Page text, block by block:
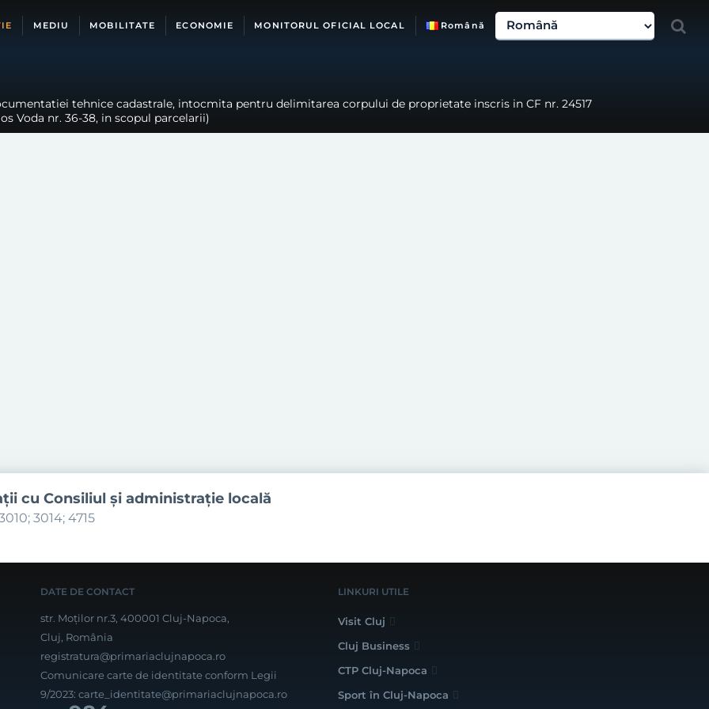
MEDIU MOBILITATE ECONOMIE MONITORUL OFICIAL LOCAL Română
tehnice cadastrale, intocmita pentru delimitarea corpului de proprietate inscris in CF nr. 24517
Voda nr. 36-38, in scopul parcelarii)
cu Consiliul şi administraţie locală
3014; 4715
DATE DE CONTACT
str. Moților nr.3, 400001 Cluj-Napoca,
Cluj, România
registratura@primariaclujnapoca.ro
Comunicare carte de identitate conform Legii
9/2023: carte_identitate@primariaclujnapoca.ro
LINKURI UTILE
Visit Cluj
Cluj Business
CTP Cluj-Napoca
Sport în Cluj-Napoca